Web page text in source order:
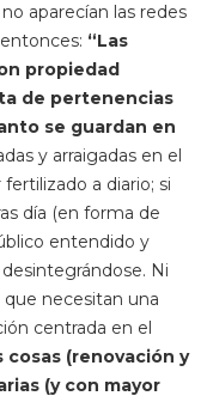
aparecían las redes
“Las
propiedad
de pertenencias
se guardan en
y arraigadas en el
a diario; si
día (en forma de
entendido y
Ni
que necesitan una
centrada en el
cosas (renovación y
(y con mayor